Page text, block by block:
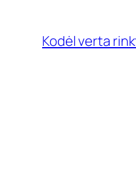
Kodėl verta